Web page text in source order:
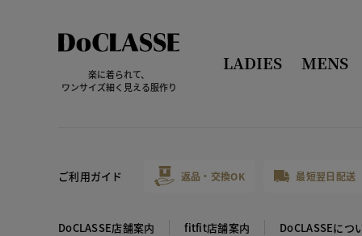
楽に着られて、
ワンサイズ細く見える服作り
LADIES MENS
ご利用ガイド 返品・交換OK 最短翌日配送
DoCLASSE店舗案内 fitfit店舗案内 DoCLASSEにつ